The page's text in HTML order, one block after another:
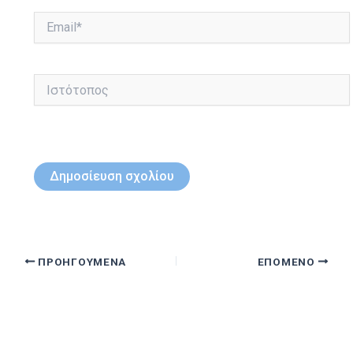
Ιστότοπος
ΠΡΟΗΓΟΎΜΕΝΑ ΕΠΌΜΕΝΟ